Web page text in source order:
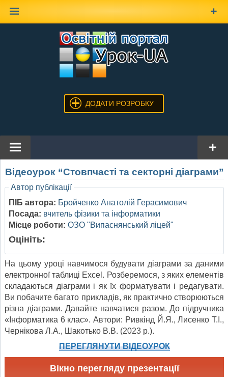
ДОДАТИ РОЗРОБКУ
Відеоурок “Стовпчасті та секторні діаграми”
Автор публікації
ПІБ автора: Бройченко Анатолій Герасимович
Посада: вчитель фізики та інформатики
Місце роботи: ОЗО "Випаснянський ліцей"
Оцініть:
На цьому уроці навчимося будувати діаграми за даними
електронної таблиці Excel. Розберемося, з яких елементів
складаються діаграми і як їх форматувати і редагувати.
Ви побачите багато прикладів, як практично створюються
різна діаграми. Давайте навчатися разом. До підручника
«Інформатика 6 клас». Автори: Ривкінд Й.Я., Лисенко Т.І.,
Чернікова Л.А., Шакотько В.В. (2023 р.).
ПЕРЕГЛЯНУТИ ВІДЕОУРОК
Вікно перегляду презентації